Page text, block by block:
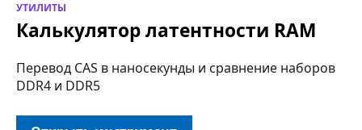
УТИЛИТЫ
Калькулятор латентности RAM
Перевод CAS в наносекунды и сравнение наборов
DDR4 и DDR5